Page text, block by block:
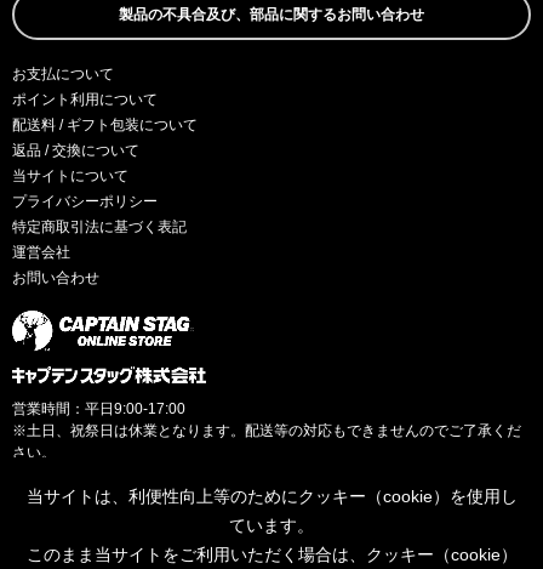
製品の不具合及び、部品に関するお問い合わせ
お支払について
ポイント利用について
配送料 / ギフト包装について
返品 / 交換について
当サイトについて
プライバシーポリシー
特定商取引法に基づく表記
運営会社
お問い合わせ
営業時間：平日9:00-17:00
※土日、祝祭日は休業となります。配送等の対応もできませんのでご了承くだ
さい。
当サイトは、利便性向上等のためにクッキー（cookie）を使用し
ています。
このまま当サイトをご利用いただく場合は、クッキー（cookie）